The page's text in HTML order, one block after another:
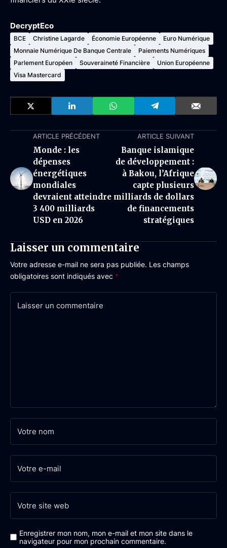
DecryptEco
BCE Christine Lagarde Économie Européenne
Euro Numérique
Monnaie Numérique De Banque Centrale
Paiements Numériques
Parlement Européen
Souveraineté Financière
Union Européenne
Visa Mastercard
ARTICLE PRÉCÉDENT
Monde : les
dépenses
énergétiques
mondiales
devraient atteindre
3 400 milliards
USD en 2026
ARTICLE SUIVANT
Banque islamique
de développement :
à Bakou, l’Afrique
capte plusieurs
milliards de dollars
de financements
stratégiques
Laisser un commentaire
Votre adresse e-mail ne sera pas publiée. Les champs
obligatoires sont indiqués avec *
Enregistrer mon nom, mon e-mail et mon site dans le
navigateur pour mon prochain commentaire.